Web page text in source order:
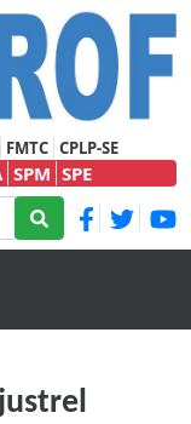
FMTC CPLP-SE
SPM SPE